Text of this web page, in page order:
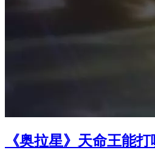
《奥拉星》天命王能